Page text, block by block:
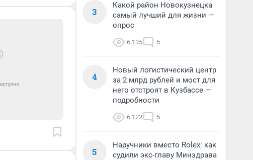
3
Какой район Новокузнецка
самый лучший для жизни —
опрос
6 135 5
4
Новый логистический центр
за 2 млрд рублей и мост для
него отстроят в Кузбассе —
подробности
6 122 5
5
Наручники вместо Rolex: как
судили экс-главу Минздрава